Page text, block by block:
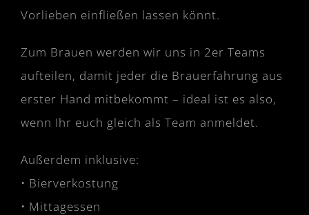
Vorlieben einfließen lassen könnt.
Zum Brauen werden wir uns in 2er Teams
aufteilen, damit jeder die Brauerfahrung aus
erster Hand mitbekommt – ideal ist es also,
wenn Ihr euch gleich als Team anmeldet.
Außerdem inklusive:
• Bierverkostung
• Mittagessen